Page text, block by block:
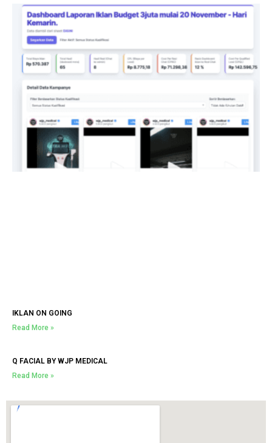
IKLAN ON GOING
Read More »
Q FACIAL BY WJP MEDICAL
Read More »